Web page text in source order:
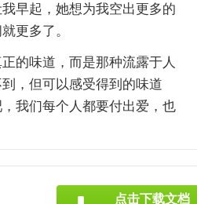
早起，她想为我空出更多的
更多了。
的味道，而是那种流露于人
，但可以感受得到的味道
我们每个人都要付出爱，也
点击下载文档